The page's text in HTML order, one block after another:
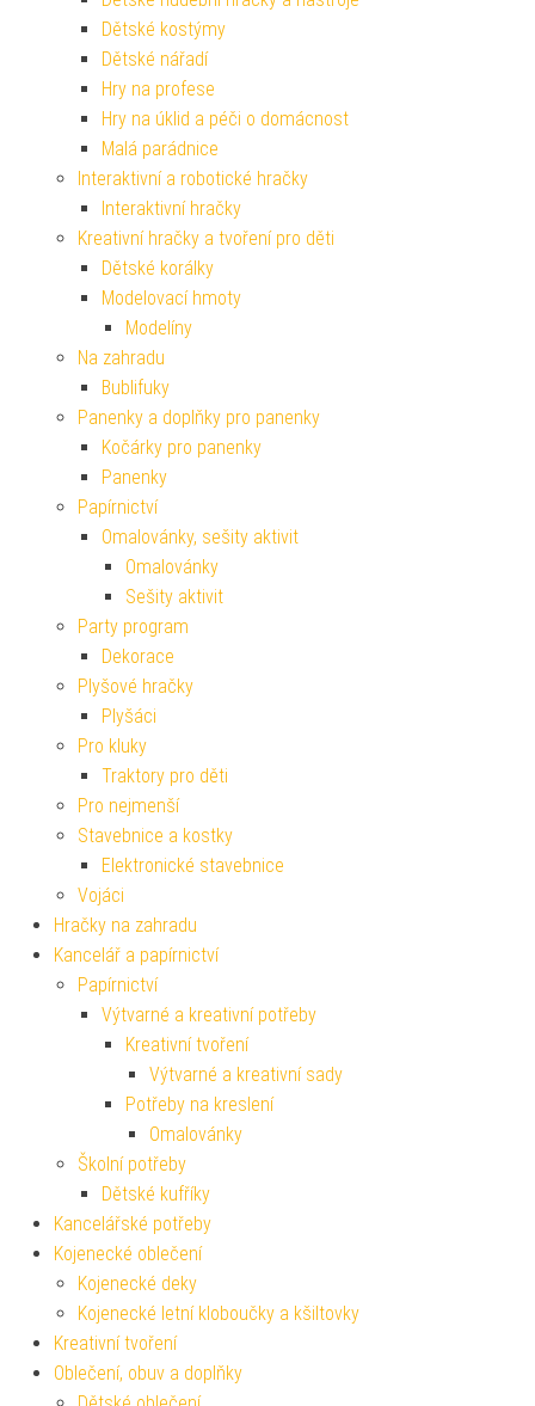
Dětské kostýmy
Dětské nářadí
Hry na profese
Hry na úklid a péči o domácnost
Malá parádnice
Interaktivní a robotické hračky
Interaktivní hračky
Kreativní hračky a tvoření pro děti
Dětské korálky
Modelovací hmoty
Modelíny
Na zahradu
Bublifuky
Panenky a doplňky pro panenky
Kočárky pro panenky
Panenky
Papírnictví
Omalovánky, sešity aktivit
Omalovánky
Sešity aktivit
Party program
Dekorace
Plyšové hračky
Plyšáci
Pro kluky
Traktory pro děti
Pro nejmenší
Stavebnice a kostky
Elektronické stavebnice
Vojáci
Hračky na zahradu
Kancelář a papírnictví
Papírnictví
Výtvarné a kreativní potřeby
Kreativní tvoření
Výtvarné a kreativní sady
Potřeby na kreslení
Omalovánky
Školní potřeby
Dětské kufříky
Kancelářské potřeby
Kojenecké oblečení
Kojenecké deky
Kojenecké letní kloboučky a kšiltovky
Kreativní tvoření
Oblečení, obuv a doplňky